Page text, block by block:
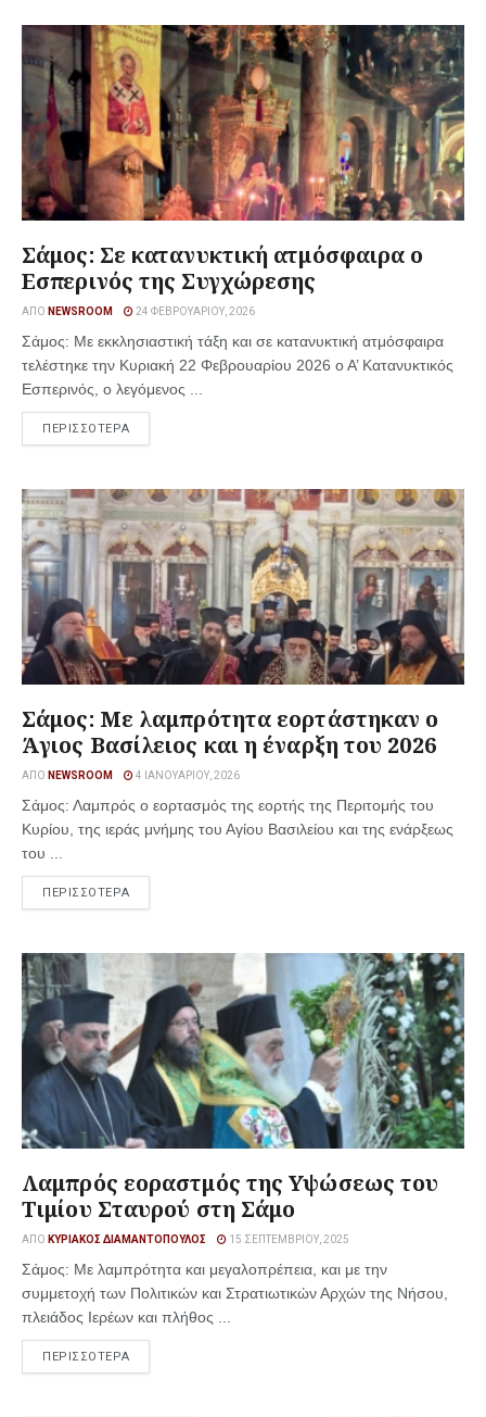
Σάμος: Σε κατανυκτική ατμόσφαιρα ο
Εσπερινός της Συγχώρεσης
ΑΠΌ NEWSROOM 24 ΦΕΒΡΟΥΑΡΊΟΥ, 2026
Σάμος: Με εκκλησιαστική τάξη και σε κατανυκτική ατμόσφαιρα
τελέστηκε την Κυριακή 22 Φεβρουαρίου 2026 ο Α’ Κατανυκτικός
Εσπερινός, ο λεγόμενος ...
ΠΕΡΙΣΣΟΤΕΡΑ
Σάμος: Με λαμπρότητα εορτάστηκαν ο
Άγιος Βασίλειος και η έναρξη του 2026
ΑΠΌ NEWSROOM 4 ΙΑΝΟΥΑΡΊΟΥ, 2026
Σάμος: Λαμπρός ο εορτασμός της εορτής της Περιτομής του
Κυρίου, της ιεράς μνήμης του Αγίου Βασιλείου και της ενάρξεως
του ...
ΠΕΡΙΣΣΟΤΕΡΑ
Λαμπρός εοραστμός της Υψώσεως του
Τιμίου Σταυρού στη Σάμο
ΑΠΌ ΚΥΡΙΆΚΟΣ ΔΙΑΜΑΝΤΌΠΟΥΛΟΣ 15 ΣΕΠΤΕΜΒΡΊΟΥ, 2025
Σάμος: Με λαμπρότητα και μεγαλοπρέπεια, και με την
συμμετοχή των Πολιτικών και Στρατιωτικών Αρχών της Νήσου,
πλειάδος Ιερέων και πλήθος ...
ΠΕΡΙΣΣΟΤΕΡΑ